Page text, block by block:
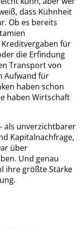
dass Kühnheit
Ob es bereits
für
die Erfindung
Transport von
Aufwand für
haben schon
haben Wirtschaft
als unverzichtbarer
Kapitalnachfrage,
über
Und genau
ihre größte Stärke